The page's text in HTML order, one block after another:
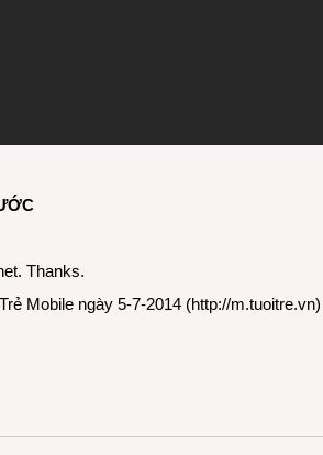
Thanks.
Mobile ngày 5-7-2014 (http://m.tuoitre.vn)